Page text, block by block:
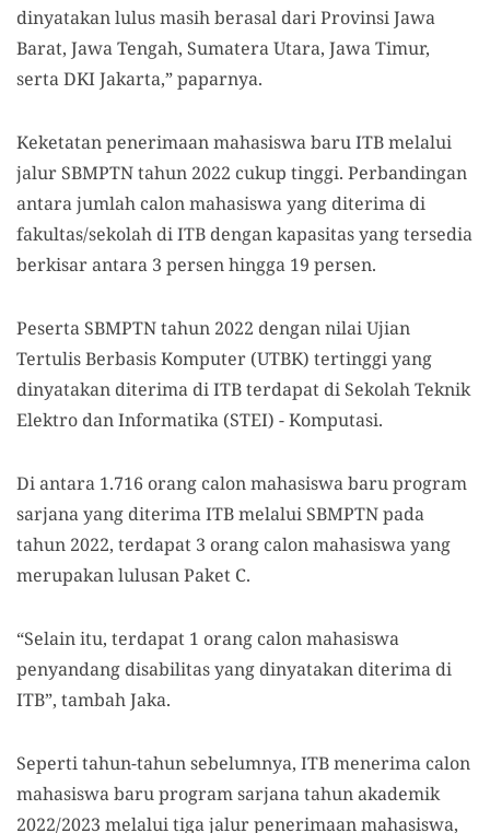
dinyatakan lulus masih berasal dari Provinsi Jawa
Barat, Jawa Tengah, Sumatera Utara, Jawa Timur,
serta DKI Jakarta,” paparnya.
Keketatan penerimaan mahasiswa baru ITB melalui
jalur SBMPTN tahun 2022 cukup tinggi. Perbandingan
antara jumlah calon mahasiswa yang diterima di
fakultas/sekolah di ITB dengan kapasitas yang tersedia
berkisar antara 3 persen hingga 19 persen.
Peserta SBMPTN tahun 2022 dengan nilai Ujian
Tertulis Berbasis Komputer (UTBK) tertinggi yang
dinyatakan diterima di ITB terdapat di Sekolah Teknik
Elektro dan Informatika (STEI) - Komputasi.
Di antara 1.716 orang calon mahasiswa baru program
sarjana yang diterima ITB melalui SBMPTN pada
tahun 2022, terdapat 3 orang calon mahasiswa yang
merupakan lulusan Paket C.
“Selain itu, terdapat 1 orang calon mahasiswa
penyandang disabilitas yang dinyatakan diterima di
ITB”, tambah Jaka.
Seperti tahun-tahun sebelumnya, ITB menerima calon
mahasiswa baru program sarjana tahun akademik
2022/2023 melalui tiga jalur penerimaan mahasiswa,